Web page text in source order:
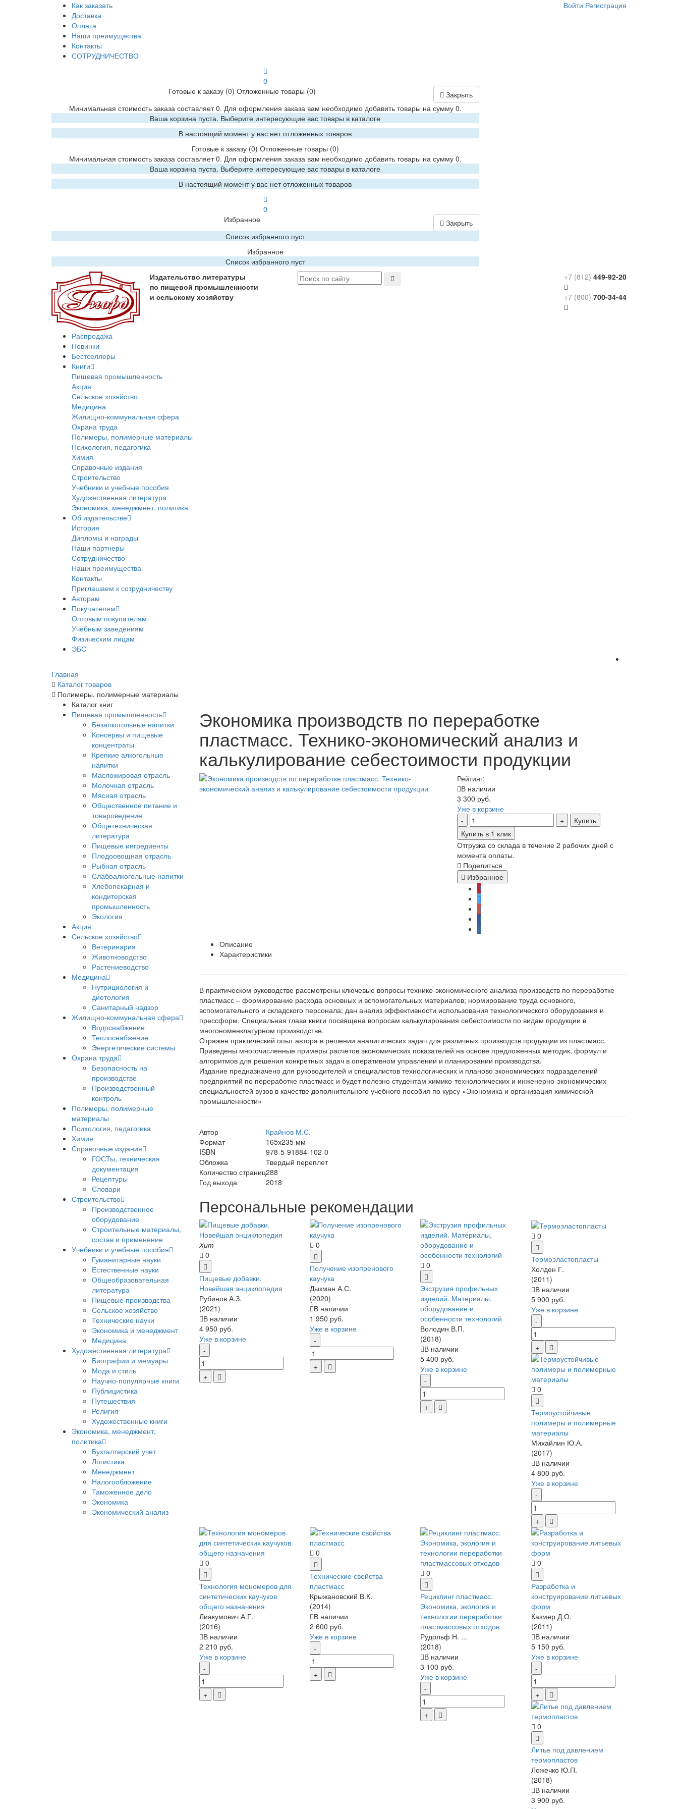
Как заказать
Доставка
Оплата
Наши преимущества
Контакты
СОТРУДНИЧЕСТВО
0
Готовые к заказу (0) Отложенные товары (0)
Закрыть
Минимальная стоимость заказа составляет 0. Для оформления заказа вам необходимо добавить товары на сумму 0.
Ваша корзина пуста. Выберите интересующие вас товары в каталоге
В настоящий момент у вас нет отложенных товаров
Готовые к заказу(0) Отложенные товары (0)
Минимальная стоимость заказа составляет 0. Для оформления заказа вам необходимо добавить товары на сумму 0.
Ваша корзина пуста. Выберите интересующие вас товары в каталоге
В настоящий момент у вас нет отложенных товаров
0
Избранное
Закрыть
Список избранного пуст
Избранное
Список избранного пуст
Войти Регистрация
Издательство литературы
по пищевой промышленности
и сельскому хозяйству
+7 (812) 449-92-20
+7 (800) 700-34-44
Распродажа
Новинки
Бестселлеры
Книги
Пищевая промышленность
Акция
Сельское хозяйство
Медицина
Жилищно-коммунальная сфера
Охрана труда
Полимеры, полимерные материалы
Психология, педагогика
Химия
Справочные издания
Строительство
Учебники и учебные пособия
Художественная литература
Экономика, менеджмент, политика
Об издательстве
История
Дипломы и награды
Наши партнеры
Сотрудничество
Наши преимущества
Контакты
Приглашаем к сотрудничеству
Авторам
Покупателям
Оптовым покупателям
Учебным заведениям
Физическим лицам
ЭБС
Главная
Каталог товаров
Полимеры, полимерные материалы
Каталог книг
Пищевая промышленность
Безалкогольные напитки
Консервы и пищевые
концентраты
Крепкие алкогольные
напитки
Масложировая отрасль
Молочная отрасль
Мясная отрасль
Общественное питание и
товароведение
Общетехническая
литература
Пищевые ингредиенты
Плодоовощная отрасль
Рыбная отрасль
Слабоалкогольные напитки
Хлебопекарная и
кондитерская
промышленность
Экология
Акция
Сельское хозяйство
Ветеринария
Животноводство
Растениеводство
Медицина
Нутрициология и
диетология
Санитарный надзор
Жилищно-коммунальная сфера
Водоснабжение
Теплоснабжение
Энергетические системы
Охрана труда
Безопасность на
производстве
Производственный
контроль
Полимеры, полимерные
материалы
Психология, педагогика
Химия
Справочные издания
ГОСТы, техническая
документация
Рецептуры
Словари
Строительство
Производственное
оборудование
Строительные материалы,
состав и применение
Учебники и учебные пособия
Гуманитарные науки
Естественные науки
Общеобразовательная
литература
Пищевые производства
Сельское хозяйство
Технические науки
Экономика и менеджмент
Медицина
Художественная литература
Биографии и мемуары
Мода и стиль
Научно-популярные книги
Публицистика
Путешествия
Религия
Художественные книги
Экономика, менеджмент,
политика
Бухгалтерский учет
Логистика
Менеджмент
Налогообложение
Таможенное дело
Экономика
Экономический анализ
Экономика производств по переработке
пластмасс. Технико-экономический анализ и
калькулирование себестоимости продукции
Рейтинг:
В наличии
3 300 руб.
Уже в корзине
Купить
Купить в 1 клик
Отгрузка со склада в течение 2 рабочих дней с
момента оплаты.
Поделиться
Избранное
Описание
Характеристики
В практическом руководстве рассмотрены ключевые вопросы технико-экономического анализа производств по переработке
пластмасс – формирование расхода основных и вспомогательных материалов; нормирование труда основного,
вспомогательного и складского персонала; дан анализ эффективности использования технологического оборудования и
прессформ. Специальная глава книги посвящена вопросам калькулирования себестоимости по видам продукции в
многономенклатурном производстве.
Отражен практический опыт автора в решении аналитических задач для различных производств продукции из пластмасс.
Приведены многочисленные примеры расчетов экономических показателей на основе предложенных методик, формул и
алгоритмов для решения конкретных задач в оперативном управлении и планировании производства.
Издание предназначено для руководителей и специалистов технологических и планово экономических подразделений
предприятий по переработке пластмасс и будет полезно студентам химико-технологических и инженерно-экономических
специальностей вузов в качестве дополнительного учебного пособия по курсу «Экономика и организация химической
промышленности»
Автор
Крайнов М.С.
Формат
165х235 мм
ISBN
978-5-91884-102-0
Обложка
Твердый переплет
Количество страниц288
Год выхода
2018
Персональные рекомендации
Хит
0
Пищевые добавки.
Новейшая энциклопедия
Рубинов А.З.
(2021)
В наличии
4 950 руб.
Уже в корзине
0
Получение изопренового
каучука
Дыкман А.С.
(2020)
В наличии
1 950 руб.
Уже в корзине
0
Экструзия профильных
изделий. Материалы,
оборудование и
особенности технологий
Володин В.П.
(2018)
В наличии
5 400 руб.
Уже в корзине
0
Термоэластопласты
Холден Г.
(2011)
В наличии
5 900 руб.
Уже в корзине
0
Термоустойчивые
полимеры и полимерные
материалы
Михайлин Ю.А.
(2017)
В наличии
4 800 руб.
Уже в корзине
0
Технология мономеров для
синтетических каучуков
общего назначения
Лиакумович А.Г.
(2016)
В наличии
2 210 руб.
Уже в корзине
0
Технические свойства
пластмасс
Крыжановский В.К.
(2014)
В наличии
2 600 руб.
Уже в корзине
0
Рециклинг пластмасс.
Экономика, экология и
технологии переработки
пластмассовых отходов
Рудольф Н. ...
(2018)
В наличии
3 100 руб.
Уже в корзине
0
Разработка и
конструирование литьевых
форм
Казмер Д.О.
(2011)
В наличии
5 150 руб.
Уже в корзине
0
Литье под давлением
термопластов
Ложечко Ю.П.
(2018)
В наличии
3 900 руб.